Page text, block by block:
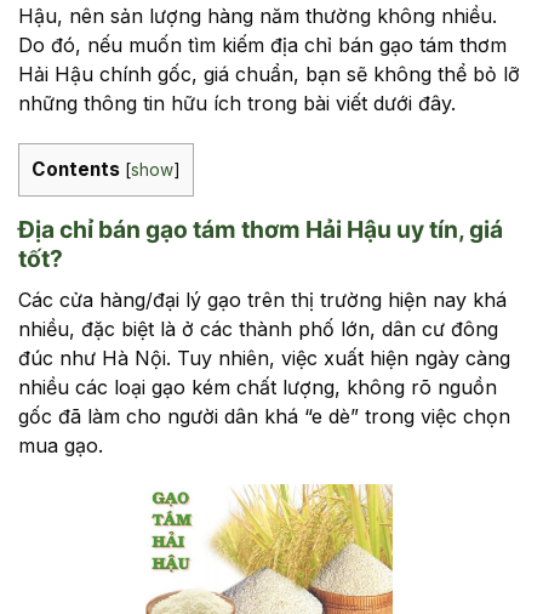
Hậu, nên sản lượng hàng năm thường không nhiều.
Do đó, nếu muốn tìm kiếm địa chỉ bán gạo tám thơm
Hải Hậu chính gốc, giá chuẩn, bạn sẽ không thể bỏ lỡ
những thông tin hữu ích trong bài viết dưới đây.
Contents [show]
Địa chỉ bán gạo tám thơm Hải Hậu uy tín, giá
tốt?
Các cửa hàng/đại lý gạo trên thị trường hiện nay khá
nhiều, đặc biệt là ở các thành phố lớn, dân cư đông
đúc như Hà Nội. Tuy nhiên, việc xuất hiện ngày càng
nhiều các loại gạo kém chất lượng, không rõ nguồn
gốc đã làm cho người dân khá “e dè” trong việc chọn
mua gạo.